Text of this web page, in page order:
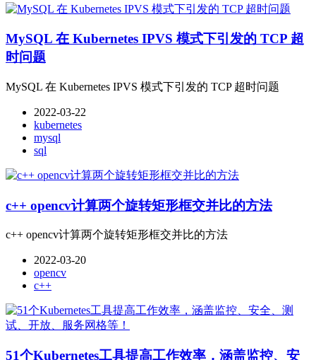
MySQL 在 Kubernetes IPVS 模式下引发的 TCP 超
时问题
MySQL 在 Kubernetes IPVS 模式下引发的 TCP 超时问题
2022-03-22
kubernetes
mysql
sql
c++ opencv计算两个旋转矩形框交并比的方法
c++ opencv计算两个旋转矩形框交并比的方法
2022-03-20
opencv
c++
51个Kubernetes工具提高工作效率，涵盖监控、安